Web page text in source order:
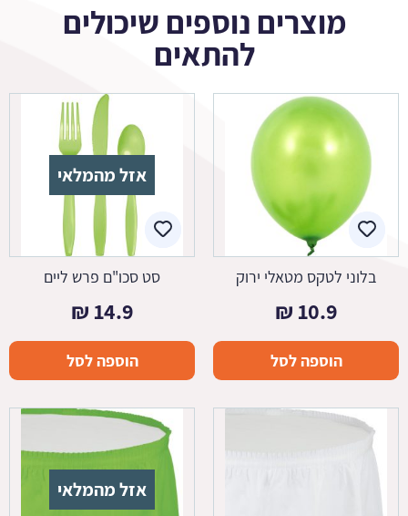
מוצרים נוספים שיכולים
להתאים
בלוני לטקס מטאלי ירוק
10.9
₪
הוספה לסל
אזל מהמלאי
סט סכו"ם פרש ליים
14.9
₪
הוספה לסל
אזל מהמלאי